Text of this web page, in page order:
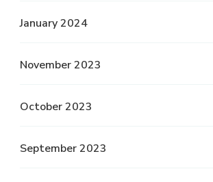
January 2024
November 2023
October 2023
September 2023